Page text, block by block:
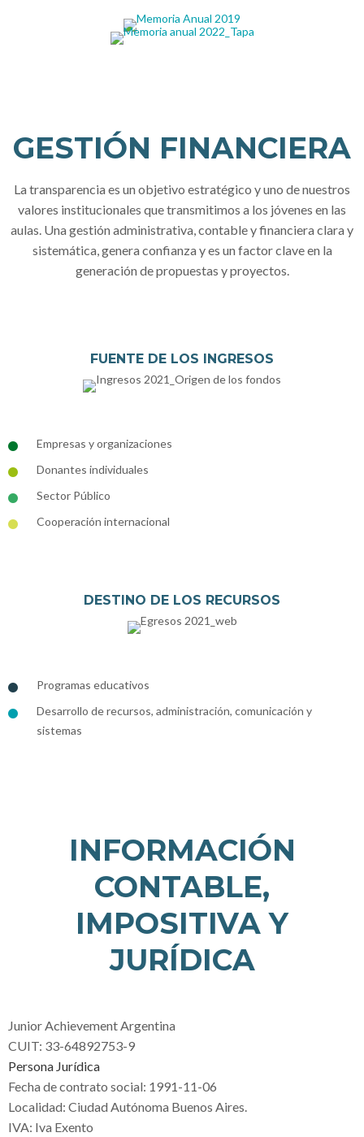
GESTIÓN FINANCIERA
La transparencia es un objetivo estratégico y uno de nuestros
valores institucionales que transmitimos a los jóvenes en las
aulas. Una gestión administrativa, contable y financiera clara y
sistemática, genera confianza y es un factor clave en la
generación de propuestas y proyectos.
FUENTE DE LOS INGRESOS
Empresas y organizaciones
Donantes individuales
Sector Público
Cooperación internacional
DESTINO DE LOS RECURSOS
Programas educativos
Desarrollo de recursos, administración, comunicación y
sistemas
INFORMACIÓN
CONTABLE,
IMPOSITIVA Y
JURÍDICA
Junior Achievement Argentina
CUIT: 33-64892753-9
Persona Jurídica
Fecha de contrato social: 1991-11-06
Localidad: Ciudad Autónoma Buenos Aires.
IVA: Iva Exento